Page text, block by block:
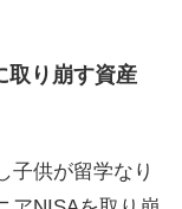
取り崩す資産
子供が留学なり